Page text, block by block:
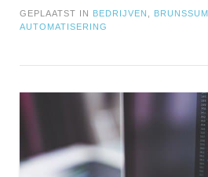
GEPLAATST IN BEDRIJVEN , BRUNSSUM
AUTOMATISERING